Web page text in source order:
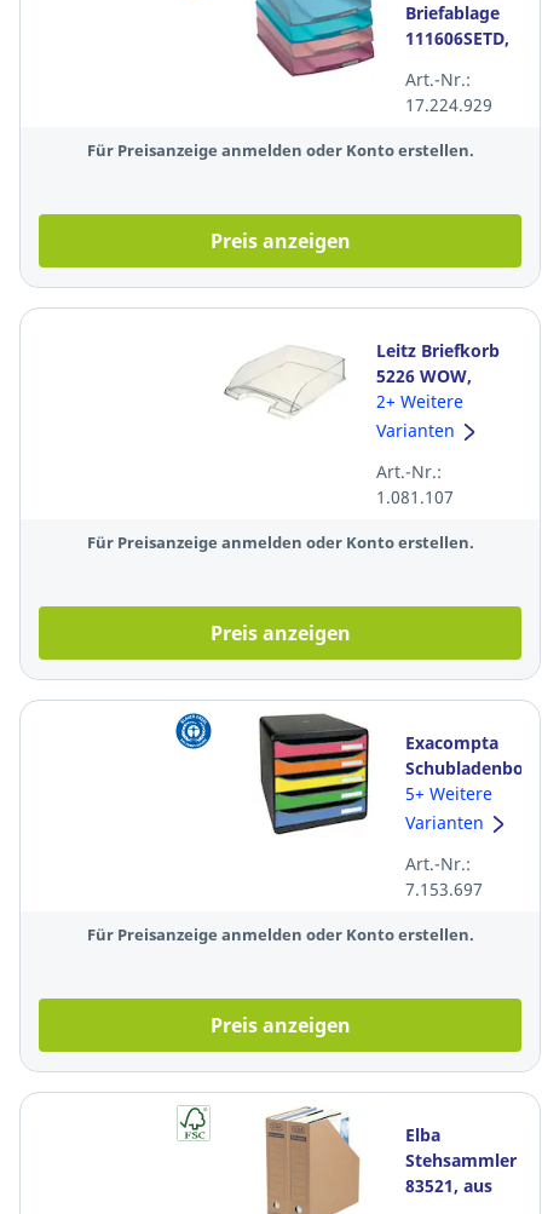
Briefablage
111606SETD,
Skandi, 4
Fächer,
sortiert
Art.-Nr.:
17.224.929
Für Preisanzeige anmelden oder Konto erstellen.
Preis anzeigen
Leitz Briefkorb
5226 WOW,
stapelbar, A4,
glasklar
2+ Weitere
Varianten
Art.-Nr.:
1.081.107
Für Preisanzeige anmelden oder Konto erstellen.
Preis anzeigen
Exacompta
Schubladenbox
309798D
Harlequin, 5
A4+, bunt
5+ Weitere
Varianten
Art.-Nr.:
7.153.697
Für Preisanzeige anmelden oder Konto erstellen.
Preis anzeigen
Elba
Stehsammler
83521, aus